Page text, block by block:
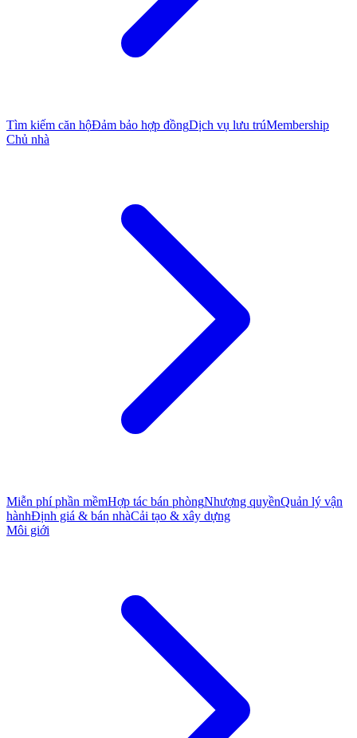
Tìm kiếm căn hộĐảm bảo hợp đồngDịch vụ lưu trúMembership
Chủ nhà
Miễn phí phần mềmHợp tác bán phòngNhượng quyềnQuản lý vận
hànhĐịnh giá & bán nhàCải tạo & xây dựng
Môi giới